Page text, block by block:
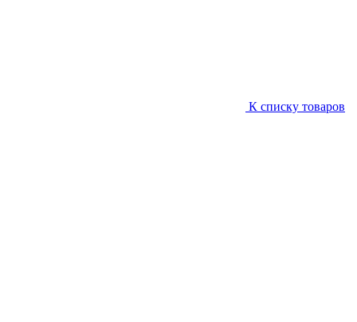
К списку товаров